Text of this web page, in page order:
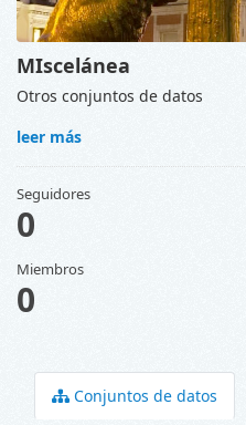
Conjuntos de datos
MIscelánea
Otros conjuntos de datos
leer más
Seguidores
0
Miembros
0